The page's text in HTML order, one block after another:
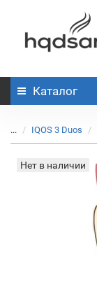
Каталог
... IQOS 3 Duos
Нет в наличии